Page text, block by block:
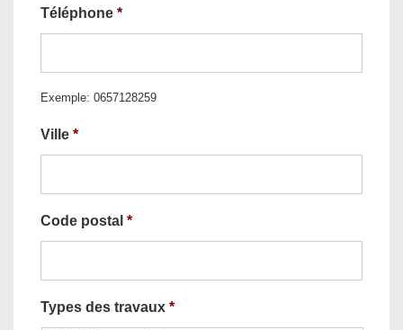
Téléphone *
Exemple: 0657128259
Ville *
Code postal *
Types des travaux *